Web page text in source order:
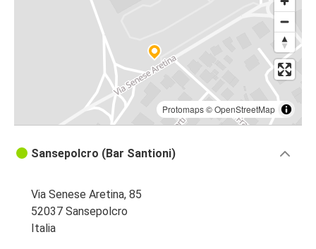
Protomaps©OpenStreetMap
Sansepolcro (Bar Santioni)
Via Senese Aretina, 85
52037 Sansepolcro
Italia